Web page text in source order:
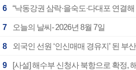
6 “낙동강권 삼락·을숙도·다대포 연결
7 오늘의 날씨- 2026년 8월 7일
8 외국인 선원 ‘인신매매 경유지’ 된 부
9 [사설] 해수부 신청사 북항으로 확정,